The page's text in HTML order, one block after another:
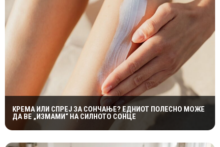
КРЕМА ИЛИ СПРЕЈ ЗА СОНЧАЊЕ? ЕДНИОТ ПОЛЕСНО МОЖЕ
ДА ВЕ „ИЗМАМИ“ НА СИЛНОТО СОНЦЕ